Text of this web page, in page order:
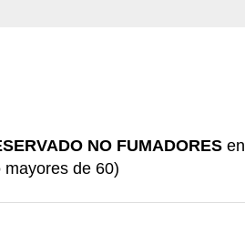
NO FUMADORES en
de 60)